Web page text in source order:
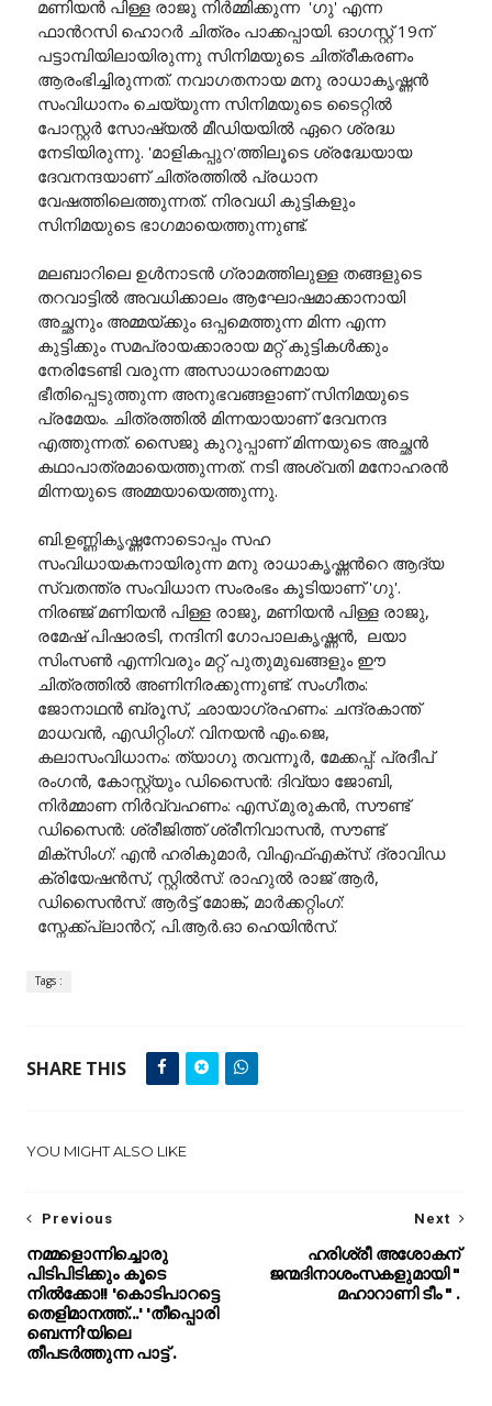
മണിയൻ പിള്ള രാജു നിർമ്മിക്കുന്ന 'ഗു' എന്ന
ഫാന്‍റസി ഹൊറർ ചിത്രം പാക്കപ്പായി. ഓഗസ്റ്റ് 19ന്
പട്ടാമ്പിയിലായിരുന്നു സിനിമയുടെ ചിത്രീകരണം
ആരംഭിച്ചിരുന്നത്. നവാഗതനായ മനു രാധാകൃഷ്ണൻ
സംവിധാനം ചെയ്യുന്ന സിനിമയുടെ ടൈറ്റിൽ
പോസ്റ്റർ സോഷ്യൽ മീഡിയയിൽ ഏറെ ശ്രദ്ധ
നേടിയിരുന്നു. 'മാളികപ്പുറ'ത്തിലൂടെ ശ്രദ്ധേയായ
ദേവനന്ദയാണ്‌ ചിത്രത്തിൽ പ്രധാന
വേഷത്തിലെത്തുന്നത്. നിരവധി കുട്ടികളും
സിനിമയുടെ ഭാഗമായെത്തുന്നുണ്ട്.
മലബാറിലെ ഉൾനാടൻ ഗ്രാമത്തിലുള്ള തങ്ങളുടെ
തറവാട്ടിൽ അവധിക്കാലം ആഘോഷമാക്കാനായി
അച്ഛനും അമ്മയ്ക്കും ഒപ്പമെത്തുന്ന മിന്ന എന്ന
കുട്ടിക്കും സമപ്രായക്കാരായ മറ്റ് കുട്ടികള്‍ക്കും
നേരിടേണ്ടി വരുന്ന അസാധാരണമായ
ഭീതിപ്പെടുത്തുന്ന അനുഭവങ്ങളാണ് സിനിമയുടെ
പ്രമേയം. ചിത്രത്തിൽ മിന്നയായാണ് ദേവനന്ദ
എത്തുന്നത്. സൈജു കുറുപ്പാണ് മിന്നയുടെ അച്ഛൻ
കഥാപാത്രമായെത്തുന്നത്. നടി അശ്വതി മനോഹരൻ
മിന്നയുടെ അമ്മയായെത്തുന്നു.
ബി.ഉണ്ണികൃഷ്ണനോടൊപ്പം സഹ
സംവിധായകനായിരുന്ന മനു രാധാകൃഷ്ണന്‍റെ ആദ്യ
സ്വതന്ത്ര സംവിധാന സംരംഭം കൂടിയാണ് 'ഗു'.
നിരഞ്ജ് മണിയൻ പിള്ള രാജു, മണിയൻ പിള്ള രാജു,
രമേഷ് പിഷാരടി, നന്ദിനി ഗോപാലകൃഷ്ണൻ, ലയാ
സിംസൺ എന്നിവരും മറ്റ് പുതുമുഖങ്ങളും ഈ
ചിത്രത്തിൽ അണിനിരക്കുന്നുണ്ട്. സംഗീതം:
ജോനാഥൻ ബ്രൂസ്, ഛായാഗ്രഹണം: ചന്ദ്രകാന്ത്
മാധവൻ, എഡിറ്റിംഗ്‌: വിനയൻ എം.ജെ,
കലാസംവിധാനം: ത്യാഗു തവന്നൂ‍ർ, മേക്കപ്പ്: പ്രദീപ്
രംഗൻ, കോസ്റ്റ്യും ഡിസൈൻ: ദിവ്യാ ജോബി,
നിർമ്മാണ നിർവ്വഹണം: എസ്.മുരുകൻ, സൗണ്ട്
ഡിസൈൻ: ശ്രീജിത്ത് ശ്രീനിവാസൻ, സൗണ്ട്
മിക്സിംഗ്: എൻ ഹരികുമാർ‍, വിഎഫ്എക്സ്: ദ്രാവിഡ
ക്രിയേഷൻസ്, സ്റ്റിൽസ്: രാഹുൽ രാജ് ആർ,
ഡിസൈൻസ്: ആർട്ട് മോങ്ക്, മാർക്കറ്റിംഗ്:
സ്നേക്ക്പ്ലാന്‍റ്, പി.ആർ.ഓ ഹെയിൻസ്.
Tags :
SHARE THIS
YOU MIGHT ALSO LIKE
Next
ഹരിശ്രീ അശോകന്
ജന്മദിനാശംസകളുമായി "
മഹാറാണി ടീം " .
Previous
നമ്മളൊന്നിച്ചൊരു
പിടിപിടിക്കും കൂടെ
നിൽക്കോ!! 'കൊടിപാറട്ടെ
തെളിമാനത്ത്...' 'തീപ്പൊരി
ബെന്നി'യിലെ
തീപടർത്തുന്ന പാട്ട് .